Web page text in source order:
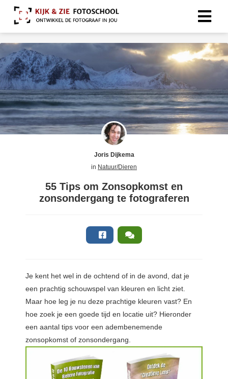
Joris Dijkema
in Natuur/Dieren
55 Tips om Zonsopkomst en
zonsondergang te fotograferen
Je kent het wel in de ochtend of in de avond, dat je
een prachtig schouwspel van kleuren en licht ziet.
Maar hoe leg je nu deze prachtige kleuren vast? En
hoe zoek je een goede tijd en locatie uit? Hieronder
een aantal tips voor een adembenemende
zonsopkomst of zonsondergang.